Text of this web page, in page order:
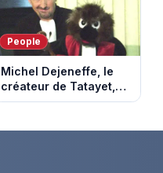
People
Michel Dejeneffe, le
créateur de Tatayet,
est mort à 77 ans